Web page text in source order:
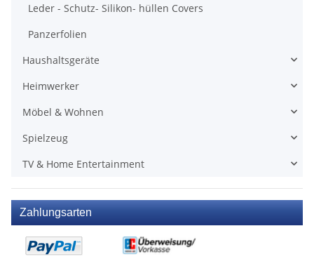
Leder - Schutz- Silikon- hüllen Covers
Panzerfolien
Haushaltsgeräte
Heimwerker
Möbel & Wohnen
Spielzeug
TV & Home Entertainment
Zahlungsarten